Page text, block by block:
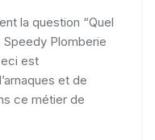
la question “Quel
Speedy Plomberie
est
et de
ce métier de